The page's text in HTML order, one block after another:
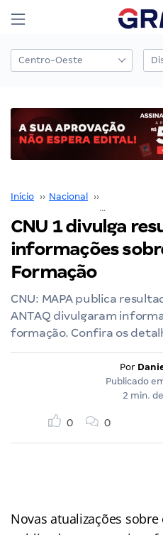
Início ›› Nacional ››
CNU 1 divulga
informações
Formação
CNU: MAPA publica
ANTAQ divulgaram
formação. Confira os
Por
Publicado
2 min.
0 0
Novas atualizações sobre